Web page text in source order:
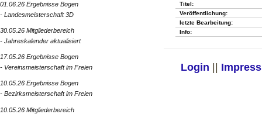
Titel:
Veröffentlichung:
letzte Bearbeitung:
Info:
Login ||
01.06.26 Ergebnisse Bogen
- Landesmeisterschaft 3D
30.05.26 Mitgliederbereich
- Jahreskalender aktualisiert
17.05.26 Ergebnisse Bogen
- Vereinsmeisterschaft im Freien
10.05.26 Ergebnisse Bogen
- Bezirksmeisterschaft im Freien
10.05.26 Mitgliederbereich